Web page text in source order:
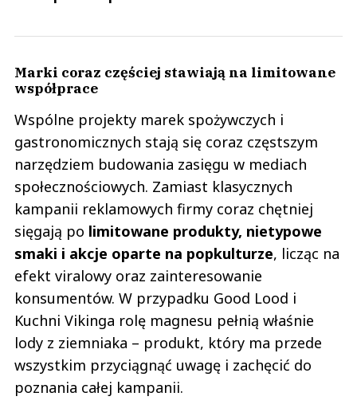
Marki coraz częściej stawiają na limitowane
współprace
Wspólne projekty marek spożywczych i
gastronomicznych stają się coraz częstszym
narzędziem budowania zasięgu w mediach
społecznościowych. Zamiast klasycznych
kampanii reklamowych firmy coraz chętniej
sięgają po limitowane produkty, nietypowe
smaki i akcje oparte na popkulturze, licząc na
efekt viralowy oraz zainteresowanie
konsumentów. W przypadku Good Lood i
Kuchni Vikinga rolę magnesu pełnią właśnie
lody z ziemniaka – produkt, który ma przede
wszystkim przyciągnąć uwagę i zachęcić do
poznania całej kampanii.